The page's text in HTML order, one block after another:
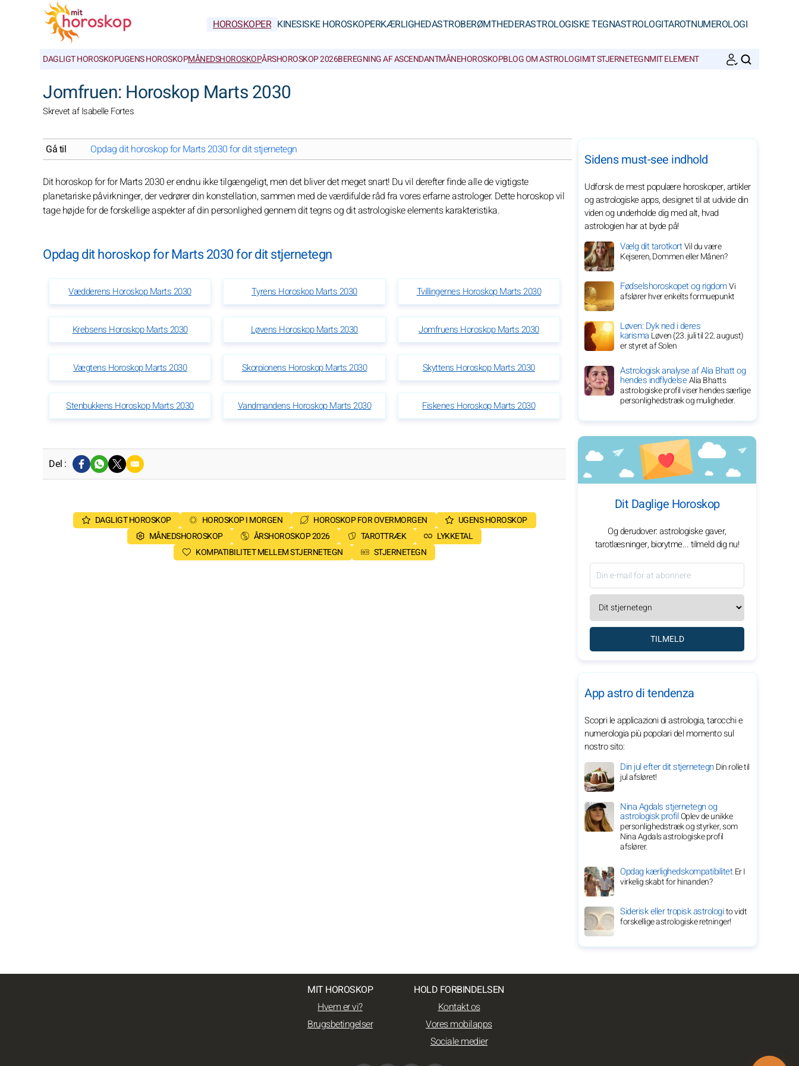
HOROSKOPER KINESISKE HOROSKOPERKÆRLIGHEDASTROBERØMTHEDERASTROLOGISKE TEGNASTROLOGITAROTNUMEROLOGI
DAGLIGT HOROSKOPUGENS HOROSKOPMÅNEDSHOROSKOPÅRSHOROSKOP 2026BEREGNING AF ASCENDANTMÅNEHOROSKOPBLOG OM ASTROLOGIMIT STJERNETEGNMIT ELEMENT
Jomfruen: Horoskop Marts 2030
Skrevet af Isabelle Fortes
Gå til Opdag dit horoskop for Marts 2030 for dit stjernetegn
Dit horoskop for for Marts 2030 er endnu ikke tilgængeligt, men det bliver det meget snart! Du vil derefter finde alle de vigtigste
planetariske påvirkninger, der vedrører din konstellation, sammen med de værdifulde råd fra vores erfarne astrologer. Dette horoskop vil
tage højde for de forskellige aspekter af din personlighed gennem dit tegns og dit astrologiske elements karakteristika.
Opdag dit horoskop for Marts 2030 for dit stjernetegn
Vædderens Horoskop Marts 2030 Tyrens Horoskop Marts 2030 Tvillingernes Horoskop Marts 2030
Krebsens Horoskop Marts 2030 Løvens Horoskop Marts 2030 Jomfruens Horoskop Marts 2030
Vægtens Horoskop Marts 2030 Skorpionens Horoskop Marts 2030 Skyttens Horoskop Marts 2030
Stenbukkens Horoskop Marts 2030 Vandmandens Horoskop Marts 2030 Fiskenes Horoskop Marts 2030
Del :
DAGLIGT HOROSKOP HOROSKOP I MORGEN HOROSKOP FOR OVERMORGEN
UGENS HOROSKOP
MÅNEDSHOROSKOP
ÅRSHOROSKOP 2026 TAROTTRÆK
LYKKETAL
KOMPATIBILITET MELLEM STJERNETEGN
STJERNETEGN
Sidens must-see indhold
Udforsk de mest populære horoskoper, artikler
og astrologiske apps, designet til at udvide din
viden og underholde dig med alt, hvad
astrologien har at byde på!
Vælg dit tarotkortVil du være
Kejseren, Dommen eller Månen?
Fødselshoroskopet og rigdomVi
afslører hver enkelts formuepunkt
Løven: Dyk ned i deres
karisma Løven (23. juli til 22. august)
er styret af Solen
Astrologisk analyse af Alia Bhatt og
hendes indflydelseAlia Bhatts
astrologiske profil viser hendes særlige
personlighedstræk og muligheder.
Dit Daglige Horoskop
Og derudover: astrologiske gaver,
tarotlæsninger, biorytme... tilmeld dig nu!
TILMELD
App astro di tendenza
Scopri le applicazioni di astrologia, tarocchi e
numerologia più popolari del momento sul
nostro sito:
Din jul efter dit stjernetegnDin rolle til
jul afsløret!
Nina Agdals stjernetegn og
astrologisk profilOplev de unikke
personlighedstræk og styrker, som
Nina Agdals astrologiske profil
afslører.
Opdag kærlighedskompatibilitetEr I
virkelig skabt for hinanden?
Siderisk eller tropisk astrologito vidt
forskellige astrologiske retninger!
MIT HOROSKOP
Hvem er vi?
Brugsbetingelser
HOLD FORBINDELSEN
Kontakt os
Vores mobilapps
Sociale medier